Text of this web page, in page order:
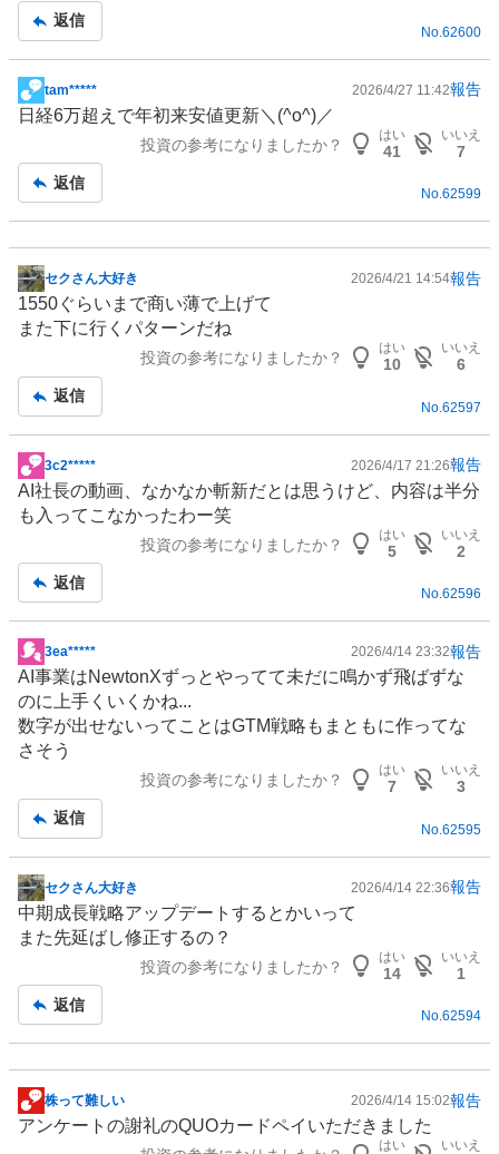
事
返信
No. 62600
掲
示
事
tam***** 2026/4/27 11:42報告
日経6万超えで年初来安値更新＼(^o^)／
投資の参考になりましたか？
はい
41
いいえ
7
返信
No.62599
掲
示
板
セクさん大好き 2026/4/21 14:54報告
1550ぐらいまで商い薄で上げて
また下に行くパターンだね
投資の参考になりましたか？
はい
10
いいえ
6
返信
No. 62597
掲
示
板
3c2***** 2026/4/17 21:26報告
AI社長の動画、なかなか斬新だとは思うけど、内容は半分
も入ってこなかったわー笑
投資の参考になりましたか？
はい
5
いいえ
2
返信
No.62596
掲
示
板
記
事
3ea***** 2026/4/14 23:32報告
AI事業はNewtonXずっとやってて未だに鳴かず飛ばずな
のに上手くいくかね...
数字が出せないってことはGTM戦略もまともに作ってな
さそう
投資の参考になりましたか？
はい
7
いいえ
3
返信
No. 62595
掲
示
板
セクさん大好き 2026/4/14 22:36報告
中期成長戦略アップデートするとかいって
また先延ばし修正するの？
投資の参考になりましたか？
はい
14
いいえ
1
返信
No.62594
掲
示
株って難しい 2026/4/14 15:02報告
アンケートの謝礼のQUOカードペイいただきました
はい いいえ